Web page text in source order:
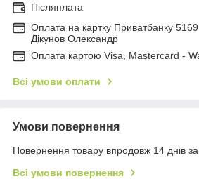
Післяплата
Оплата на картку Приватбанку
Дікунов Олександр
Оплата картою Visa, Mastercard -
Всі умови оплати
Умови повернення
Повернення товару впродовж 14 днів
Всі умови повернення